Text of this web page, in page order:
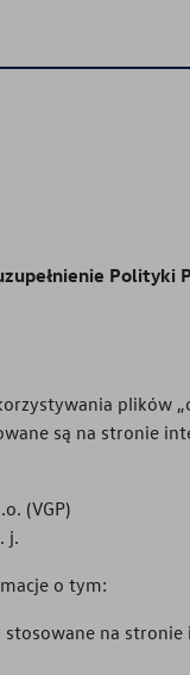
plików
są na stronie
(VGP)
j.
o tym:
na